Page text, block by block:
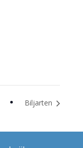
Biljarten